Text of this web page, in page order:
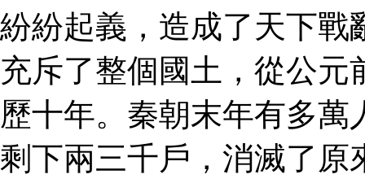
紛紛起義，造成了天下戰
充斥了整個國土，從公
歷十年。秦朝末年有多
剩下兩三千戶，消滅了原